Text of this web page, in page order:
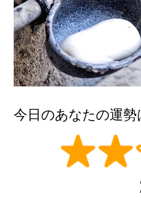
今日のあなたの運